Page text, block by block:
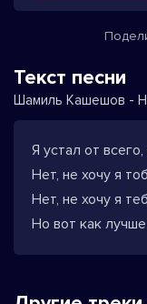
Текст песни
Шамиль Кашешов -
Я устал от
Нет, не хочу я
Нет, не хочу я
Но вот как